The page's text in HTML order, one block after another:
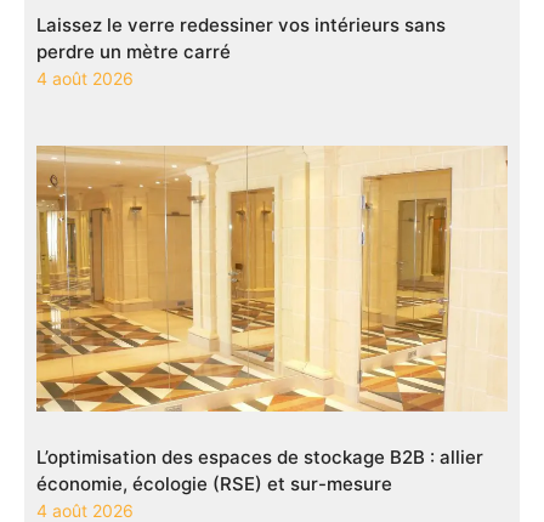
Laissez le verre redessiner vos intérieurs sans
perdre un mètre carré
4 août 2026
L’optimisation des espaces de stockage B2B : allier
économie, écologie (RSE) et sur-mesure
4 août 2026